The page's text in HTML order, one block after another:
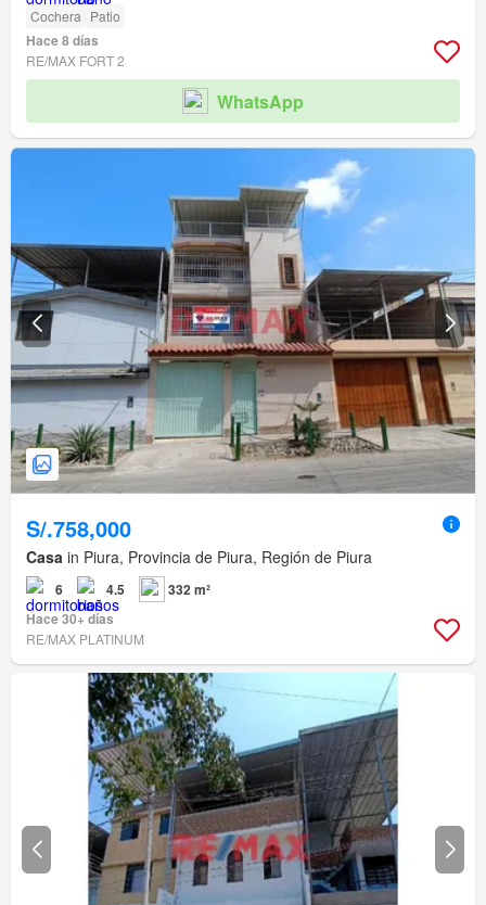
Cochera Patio
Hace 8 días
RE/MAX FORT 2
WhatsApp
S/.758,000
Casa in Piura, Provincia de Piura, Región de Piura
6 4.5
332 m²
Hace 30+ días
RE/MAX PLATINUM